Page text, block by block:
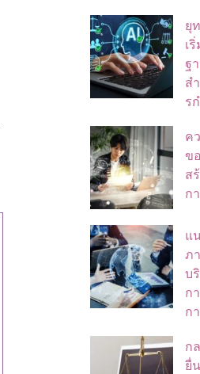
ยุ
เ
ฐ
ส
ร
ค
ข
ส
ก
แ
ภ
บ
ก
ก
ก
ยื่